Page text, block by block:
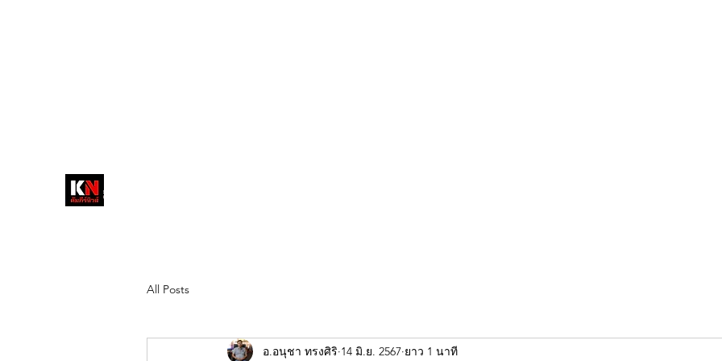
วส์
สื่อลึกวงการสงฆ์ เจาะตรงพระเครื่อง
All Posts
อ.อนุชา ทรงศิริ 14 มิ.ย. 2567 ยาว 1 นาที